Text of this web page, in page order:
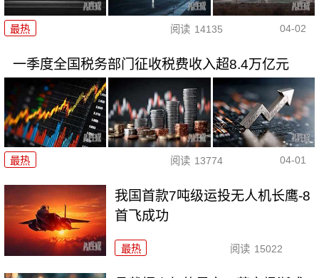
最热 阅读 14135 04-02
一季度全国税务部门征收税费收入超8.4万亿元
最热 阅读 13774 04-01
我国首款7吨级运投无人机长鹰-8
首飞成功
最热 阅读 15022